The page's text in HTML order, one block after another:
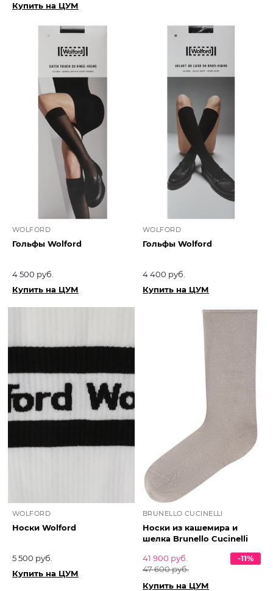
Купить на ЦУМ
WOLFORD
Гольфы Wolford
4 500 руб.
Купить на ЦУМ
WOLFORD
Гольфы Wolford
4 400 руб.
Купить на ЦУМ
WOLFORD
Носки Wolford
5 500 руб.
Купить на ЦУМ
BRUNELLO CUCINELLI
Носки из кашемира и
шелка Brunello Cucinelli
41 900 руб.
47 600 руб.
-11%
Купить на ЦУМ